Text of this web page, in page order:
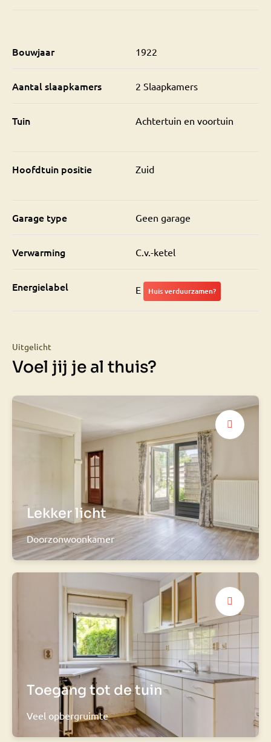
Bouwjaar 1922
Aantal slaapkamers 2 Slaapkamers
Tuin Achtertuin en voortuin
Hoofdtuin positie Zuid
Garage type Geen garage
Verwarming C.v.-ketel
Energielabel E Huis verduurzamen?
Uitgelicht
Voel jij je al thuis?
Lekker licht
Doorzonwoonkamer
Toegang tot de tuin
Veel opbergruimte